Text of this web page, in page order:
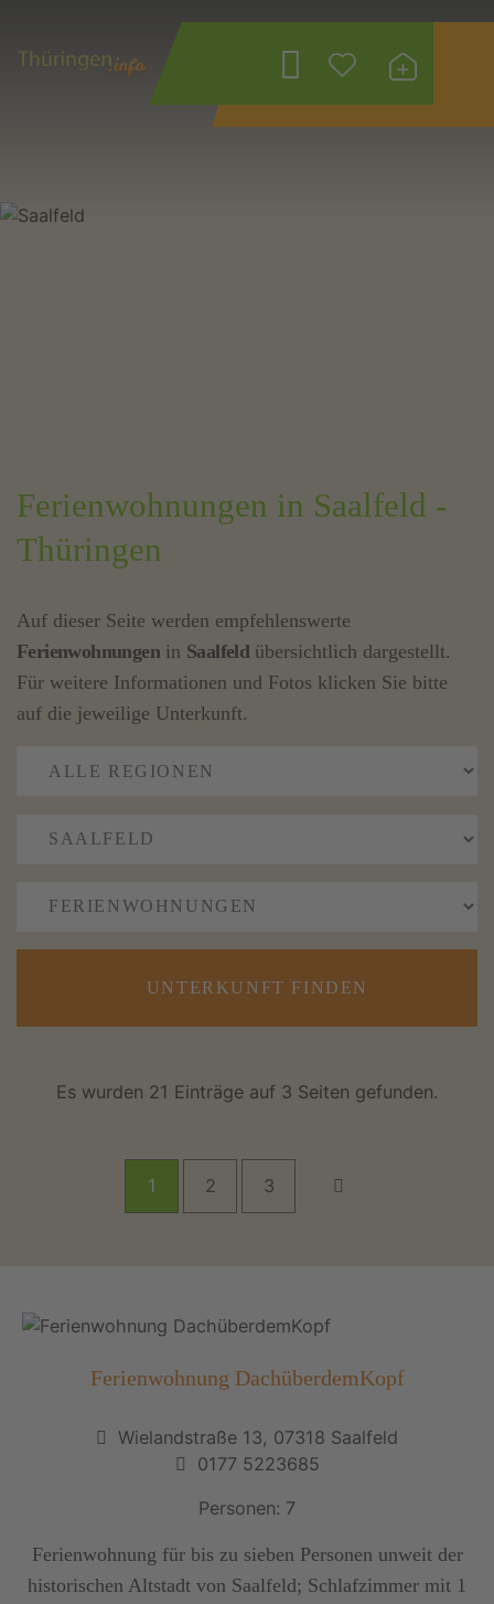
Wonach suchen
Ferienwohnungen in Saalfeld -
Thüringen
Auf dieser Seite werden empfehlenswerte
Ferienwohnungenin Saalfeldübersichtlich dargestellt.
Für weitere Informationen und Fotos klicken Sie bitte
auf die jeweilige Unterkunft.
UNTERKUNFT FINDEN
Es wurden 21 Einträge auf 3 Seiten gefunden.
1 2 3
Ferienwohnung DachüberdemKopf
Wielandstraße 13, 07318 Saalfeld
0177 5223685
Personen: 7
Ferienwohnung für bis zu sieben Personen unweit der
historischen Altstadt von Saalfeld; Schlafzimmer mit 1